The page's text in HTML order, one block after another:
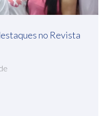
no Revista